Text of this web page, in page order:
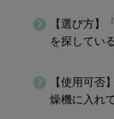
【選び方】
を探してい
【使用可否
燥機に入れ